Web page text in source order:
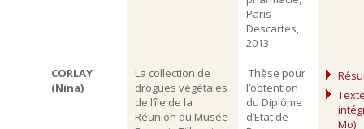
Paris
Descartes,
2013
CORLAY
(Nina)
La collection de
drogues végétales
de l’île de la
Réunion du Musée
Thèse pour
l’obtention
du Diplôme
d’Etat de
Mo)